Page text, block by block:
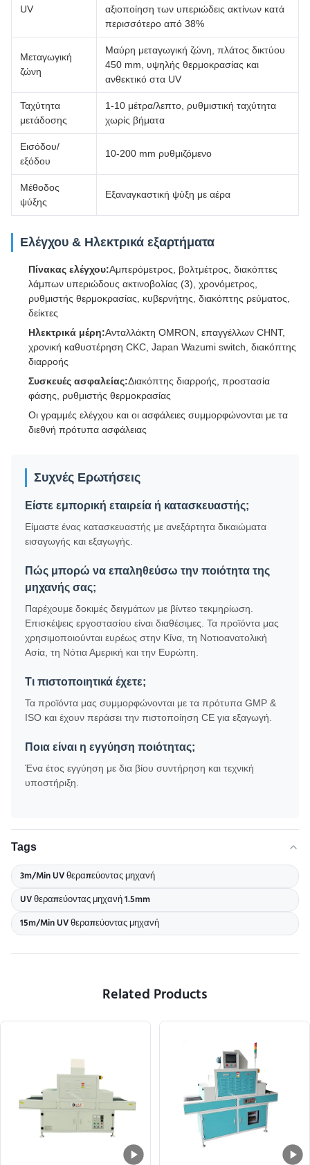
UV
αξιοποίηση των υπεριώδεις ακτίνων κατά
περισσότερο από 38%
Μεταγωγική
ζώνη
Μαύρη μεταγωγική ζώνη, πλάτος δικτύου
450 mm, υψηλής θερμοκρασίας και
ανθεκτικό στα UV
Ταχύτητα
μετάδοσης
1-10 μέτρα/λεπτο, ρυθμιστική ταχύτητα
χωρίς βήματα
Εισόδου/
εξόδου
10-200 mm ρυθμιζόμενο
Μέθοδος
ψύξης
Εξαναγκαστική ψύξη με αέρα
Ελέγχου & Ηλεκτρικά εξαρτήματα
Πίνακας ελέγχου:Αμπερόμετρος, βολτμέτρος, διακόπτες
λάμπων υπεριώδους ακτινοβολίας (3), χρονόμετρος,
ρυθμιστής θερμοκρασίας, κυβερνήτης, διακόπτης ρεύματος,
δείκτες
Ηλεκτρικά μέρη:Ανταλλάκτη OMRON, επαγγέλλων CHNT,
χρονική καθυστέρηση CKC, Japan Wazumi switch, διακόπτης
διαρροής
Συσκευές ασφαλείας:Διακόπτης διαρροής, προστασία
φάσης, ρυθμιστής θερμοκρασίας
Οι γραμμές ελέγχου και οι ασφάλειες συμμορφώνονται με τα
διεθνή πρότυπα ασφάλειας
Συχνές Ερωτήσεις
Είστε εμπορική εταιρεία ή κατασκευαστής;
Είμαστε ένας κατασκευαστής με ανεξάρτητα δικαιώματα
εισαγωγής και εξαγωγής.
Πώς μπορώ να επαληθεύσω την ποιότητα της
μηχανής σας;
Παρέχουμε δοκιμές δειγμάτων με βίντεο τεκμηρίωση.
Επισκέψεις εργοστασίου είναι διαθέσιμες. Τα προϊόντα μας
χρησιμοποιούνται ευρέως στην Κίνα, τη Νοτιοανατολική
Ασία, τη Νότια Αμερική και την Ευρώπη.
Τι πιστοποιητικά έχετε;
Τα προϊόντα μας συμμορφώνονται με τα πρότυπα GMP &
ISO και έχουν περάσει την πιστοποίηση CE για εξαγωγή.
Ποια είναι η εγγύηση ποιότητας;
Ένα έτος εγγύηση με δια βίου συντήρηση και τεχνική
υποστήριξη.
Tags
3m/Min UV θεραπεύοντας μηχανή
UV θεραπεύοντας μηχανή 1.5mm
15m/Min UV θεραπεύοντας μηχανή
Related Products